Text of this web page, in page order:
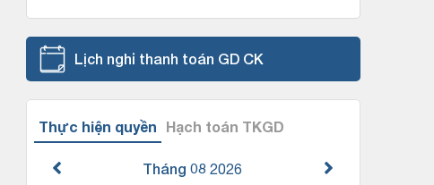
Lịch nghỉ thanh toán GD CK
Thực hiện quyền Hạch toán TKGD
Tháng 08 2026